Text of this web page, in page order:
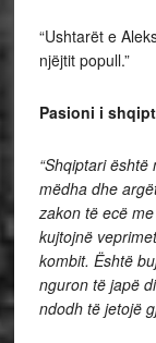
“Ushtarët e
njëjtit popull.”
Pasioni i
“Shqiptari
mëdha dhe
zakon të ecë
kujtojnë
kombit. Është
nguron të japë
ndodh të jetojë